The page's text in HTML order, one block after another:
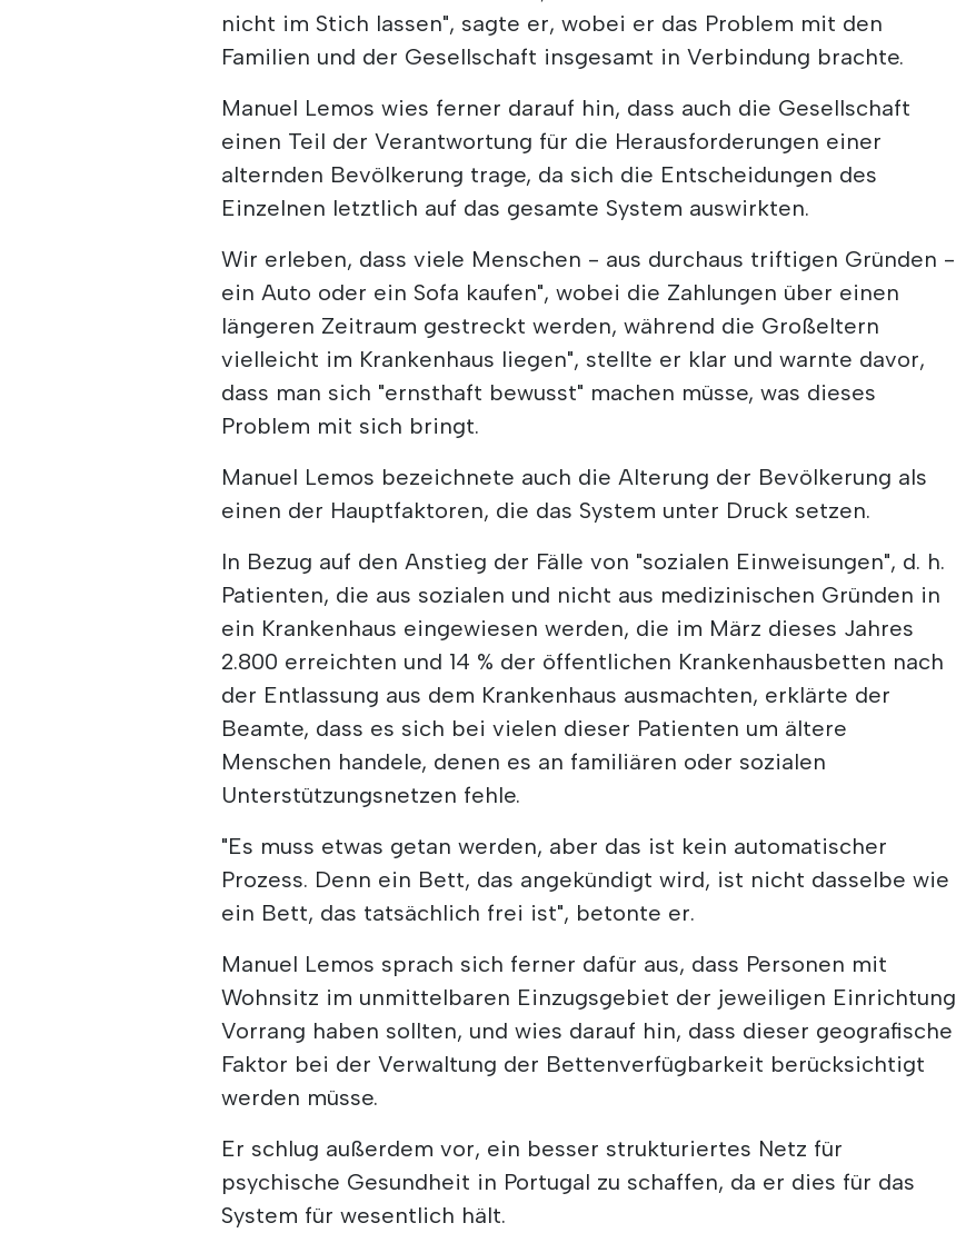
nicht im Stich lassen", sagte er, wobei er das Problem mit den
Familien und der Gesellschaft insgesamt in Verbindung brachte.
Manuel Lemos wies ferner darauf hin, dass auch die Gesellschaft
einen Teil der Verantwortung für die Herausforderungen einer
alternden Bevölkerung trage, da sich die Entscheidungen des
Einzelnen letztlich auf das gesamte System auswirkten.
Wir erleben, dass viele Menschen - aus durchaus triftigen Gründen -
ein Auto oder ein Sofa kaufen", wobei die Zahlungen über einen
längeren Zeitraum gestreckt werden, während die Großeltern
vielleicht im Krankenhaus liegen", stellte er klar und warnte davor,
dass man sich "ernsthaft bewusst" machen müsse, was dieses
Problem mit sich bringt.
Manuel Lemos bezeichnete auch die Alterung der Bevölkerung als
einen der Hauptfaktoren, die das System unter Druck setzen.
In Bezug auf den Anstieg der Fälle von "sozialen Einweisungen", d. h.
Patienten, die aus sozialen und nicht aus medizinischen Gründen in
ein Krankenhaus eingewiesen werden, die im März dieses Jahres
2.800 erreichten und 14 % der öffentlichen Krankenhausbetten nach
der Entlassung aus dem Krankenhaus ausmachten, erklärte der
Beamte, dass es sich bei vielen dieser Patienten um ältere
Menschen handele, denen es an familiären oder sozialen
Unterstützungsnetzen fehle.
"Es muss etwas getan werden, aber das ist kein automatischer
Prozess. Denn ein Bett, das angekündigt wird, ist nicht dasselbe wie
ein Bett, das tatsächlich frei ist", betonte er.
Manuel Lemos sprach sich ferner dafür aus, dass Personen mit
Wohnsitz im unmittelbaren Einzugsgebiet der jeweiligen Einrichtung
Vorrang haben sollten, und wies darauf hin, dass dieser geografische
Faktor bei der Verwaltung der Bettenverfügbarkeit berücksichtigt
werden müsse.
Er schlug außerdem vor, ein besser strukturiertes Netz für
psychische Gesundheit in Portugal zu schaffen, da er dies für das
System für wesentlich hält.